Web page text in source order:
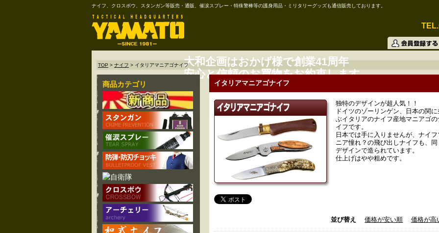
ナイフ、クロスボウ、スタンガン等販売・通販、催涙スプレー・特殊警棒等の護身用品・ミリタリーグッズも通信販売しております。
大和企画はおかげ様で創業41周年
安心と信頼のお買物をお約束します。
TOP > ナイフ > イタリアマニアゴナイフ
商品カテゴリ イタリアマニアゴナイフ
独特のデザインが超人気！！
ドイツのゾーリンゲン、日本の関に
ぶイタリアのナイフ産地マニアゴの
イフです。
日本では手に入りませんが、ナイフ
ニア憧れ？の飛び出しナイフも、同
デザインで造られています。
仕上げはやや粗めです。
並び替え 価格が安い順 価格が高